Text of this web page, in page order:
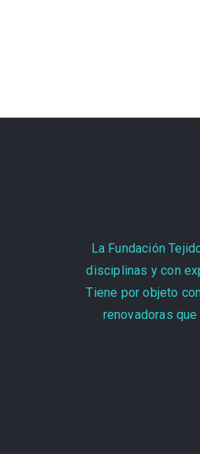
La Fundación
disciplinas y con
Tiene por objeto
renovadoras